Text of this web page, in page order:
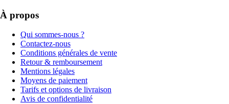
À propos
Qui sommes-nous ?
Contactez-nous
Conditions générales de vente
Retour & remboursement
Mentions légales
Moyens de paiement
Tarifs et options de livraison
Avis de confidentialité